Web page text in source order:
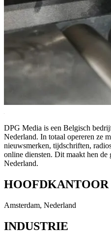
DPG Media is een Belgisch
Nederland. In totaal opereren ze
nieuwsmerken, tijdschriften,
online diensten. Dit maakt hen de
Nederland.
HOOFDKANTOOR
Amsterdam, Nederland
INDUSTRIE